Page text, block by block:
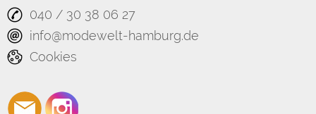
040 / 30 38 06 27
info@modewelt-hamburg.de
Cookies